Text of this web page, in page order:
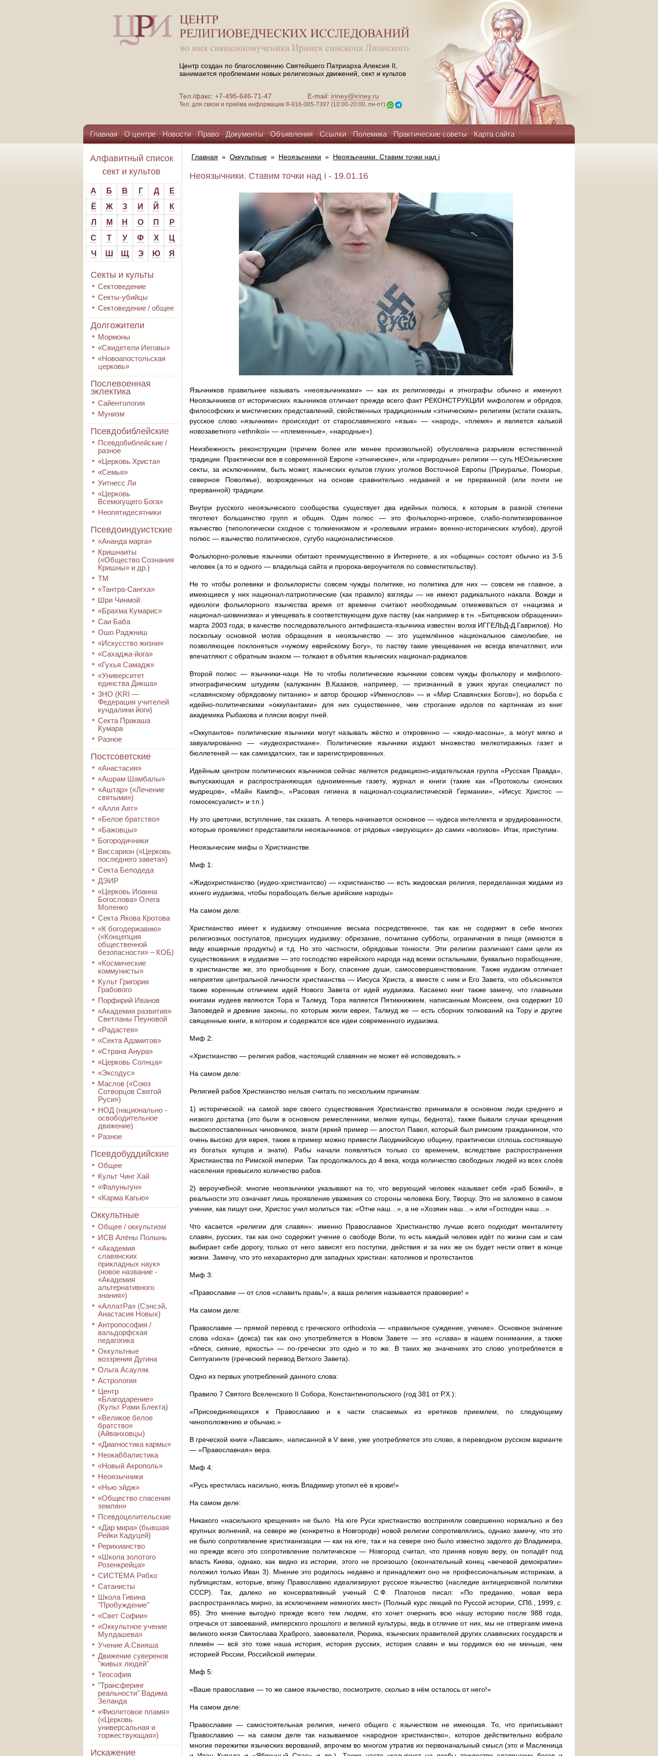
Центр создан по благословению Святейшего Патриарха Алексия II,
занимается проблемами новых религиозных движений, сект и культов
Тел./факс: +7-495-646-71-47 E-mail: iriney@iriney.ru
Тел. для связи и приёма информации 8-916-005-7397 (10:00-20:00, пн-пт)
Главная О центре Новости Право Документы Объявления Ссылки Полемика Практические советы Карта сайта
Помощь центру
Алфавитный список
сект и культов
А Б В Г Д
Е
Ё
Ж З И Й
К
Л
М Н О П
Р
С
Т У Ф Х
Ц
Ч
Ш Щ Э Ю Я
Секты и культы
Сектоведение
Секты-убийцы
Сектоведение / общее
Долгожители
Мормоны
«Свидетели Иеговы»
«Новоапостольская
церковь»
Послевоенная
эклектика
Сайентология
Мунизм
Псевдобиблейские
Псевдобиблейские /
разное
«Церковь Христа»
«Семья»
Уитнесс Ли
«Церковь
Всемогущего Бога»
Неопятидесятники
Псевдоиндуистские
«Ананда марга»
Кришнаиты
(«Общество Сознания
Кришны» и др.)
ТМ
«Тантра-Сангха»
Шри Чинмой
«Брахма Кумарис»
Саи Баба
Ошо Раджниш
«Искусство жизни»
«Сахаджа-йога»
«Гухья Самадж»
«Университет
единства Дикша»
3HO (KRI ―
Федерация учителей
кундалини йоги)
Секта Пракаша
Кумара
Разное
Постсоветские
«Анастасия»
«Ашрам Шамбалы»
«Аштар» («Лечение
святыми»)
«Алля Аят»
«Белое братство»
«Бажовцы»
Богородичники
Виссарион («Церковь
последнего завета»)
Секта Белодеда
ДЭИР
«Церковь Иоанна
Богослова» Олега
Моленко
Секта Якова Кротова
«К богодержавию»
(«Концепция
общественной
безопасности» – КОБ)
«Космические
коммунисты»
Культ Григория
Грабового
Порфирий Иванов
«Академия развития»
Светланы Пеуновой
«Радастея»
«Секта Адамитов»
«Страна Анура»
«Церковь Солнца»
«Эксодус»
Маслов («Союз
Сотворцов Святой
Руси»)
НОД (национально -
освободительное
движение)
Разное
Псевдобуддийские
Общее
Культ Чинг Хай
«Фалуньгун»
«Карма Кагью»
Оккультные
Общее / оккультизм
ИСВ Алёны Полынь
«Академия
славянских
прикладных наук»
(новое название -
«Академия
альтернативного
знания»)
«АллатРа» (Сэнсэй,
Анастасия Новых)
Антропософия /
вальдорфская
педагогика
Оккультные
воззрения Дугина
Ольга Асауляк
Астрология
Центр
«Благодарение»
(Культ Рами Блекта)
«Великое белое
братство»
(Айванховцы)
«Диагностика кармы»
Неокаббалистика
«Новый Акрополь»
Неоязычники
«Нью эйдж»
«Общество спасения
землян»
Псевдоцелительские
«Дар мира» (бывшая
Рейки Кадуцей)
Рерихианство
«Школа золотого
Розенкрейца»
СИСТЕМА Рябко
Сатанисты
Школа Гивина
"Пробуждение"
«Свет Софии»
«Оккультное учение
Мулдашева»
Учение А.Свияша
Движение суверенов
"живых людей"
Теософия
"Трансферинг
реальности" Вадима
Зеланда
«Фиолетовое пламя»
(«Церковь
универсальная и
торжествующая»)
Искажение
Главная » Оккультные » Неоязычники » Неоязычники. Ставим точки над i
Неоязычники. Ставим точки над i - 19.01.16
Язычников правильнее называть «неоязычниками» — как их религиоведы и этнографы обычно и именуют.
Неоязычников от исторических язычников отличает прежде всего факт РЕКОНСТРУКЦИИ мифологем и обрядов,
философских и мистических представлений, свойственных традиционным «этническим» религиям (кстати сказать,
русское слово «язычники» происходит от старославянского «язык» — «народ», «племя» и является калькой
новозаветного «ethnikoi» — «племенные», «народные»).
Неизбежность реконструкции (причем более или менее произвольной) обусловлена разрывом естественной
традиции. Практически все в современной Европе «этнические», или «природные» религии — суть НЕОязыческие
секты, за исключением, быть может, языческих культов глухих уголков Восточной Европы (Приуралье, Поморье,
северное Поволжье), возрожденных на основе сравнительно недавней и не прерванной (или почти не
прерванной) традиции.
Внутри русского неоязыческого сообщества существует два идейных полюса, к которым в разной степени
тяготеют большинство групп и общин. Один полюс — это фольклорно-игровое, слабо-политизированное
язычество (типологически сходное с толкиенизмом и «ролевыми играми» военно-исторических клубов), другой
полюс — язычество политическое, сугубо националистическое.
Фольклорно-ролевые язычники обитают преимущественно в Интернете, а их «общины» состоят обычно из 3-5
человек (а то и одного — владельца сайта и пророка-вероучителя по совместительству).
Не то чтобы ролевики и фольклористы совсем чужды политике, но политика для них — совсем не главное, а
имеющиеся у них национал-патриотические (как правило) взгляды — не имеют радикального накала. Вожди и
идеологи фольклорного язычества время от времени считают необходимым отмежеваться от «нацизма и
национал-шовинизма» и увещевать в соответствующем духе паству (как например в т.н. «Битцевском обращении»
марта 2003 года; в качестве последовательного антифашиста-язычника известен волхв ИГГЕЛЬД-Д.Гаврилов). Но
поскольку основной мотив обращения в неоязычество — это ущемлённое национальное самолюбие, не
позволяющее поклоняться «чужому еврейскому Богу», то паству такие увещевания не всегда впечатляют, или
впечатляют с обратным знаком — толкают в объятия языческих национал-радикалов.
Второй полюс — язычники-наци. Не то чтобы политические язычники совсем чужды фольклору и мифолого-
этнографическим штудиям (калужанин В.Казаков, например, — признанный в узких кругах специалист по
«славянскому обрядовому питанию» и автор брошюр «Именослов» — и «Мир Славянских Богов»), но борьба с
идейно-политическими «оккупантами» для них существеннее, чем строгание идолов по картинкам из книг
академика Рыбакова и пляски вокруг пней.
«Оккупантов» политические язычники могут называть жёстко и откровенно — «жидо-масоны», а могут мягко и
завуалированно — «иудеохристиане». Политические язычники издают множество мелкотиражных газет и
бюллетеней — как самиздатских, так и зарегистрированных.
Идейным центром политических язычников сейчас является редакционо-издательская группа «Русская Правда»,
выпускающая и распространяющая одноименные газету, журнал и книги (такие как «Протоколы сионских
мудрецов», «Майн Кампф», «Расовая гигиена в национал-социалистической Германии», «Иисус Христос —
гомосексуалист» и т.п.)
Ну это цветочки, вступление, так сказать. А теперь начинается основное — чудеса интеллекта и эрудированности,
которые проявляют представители неоязычников: от рядовых «верующих» до самих «волхвов». Итак, приступим.
Неоязыческие мифы о Христианстве.
Миф 1:
«Жидохристианство (иудео-христиантсво) — «христианство — есть жидовская религия, переделанная жидами из
ихнего иудаизма, чтобы порабощать белые арийские народы»
На самом деле:
Христианство имеет к иудаизму отношение весьма посредственное, так как не содержит в себе многих
религиозных постулатов, присущих иудаизму: обрезание, почитание субботы, ограничения в пище (имеются в
виду кошерные продукты) и т.д. Но это частности, обрядовые тонкости. Эти религии различают сами цели их
существования: в иудаизме — это господство еврейского народа над всеми остальными, буквально порабощение,
в христианстве же, это приобщение к Богу, спасение души, самосовершенствование. Также иудаизм отличает
неприятие центральной личности христианства — Иисуса Христа, а вместе с ним и Его Завета, что объясняется
также коренным отличием идей Нового Завета от идей иудаизма. Касаемо книг также замечу, что главными
книгами иудеев являются Тора и Талмуд. Тора является Пятикнижием, написанным Моисеем, она содержит 10
Заповедей и древние законы, по которым жили евреи, Талмуд же — есть сборник толкований на Тору и другие
священные книги, в котором и содержатся все идеи современного иудаизма.
Миф 2:
«Христианство — религия рабов, настоящий славянин не может её исповедовать.»
На самом деле:
Религией рабов Христианство нельзя считать по нескольким причинам:
1) исторической: на самой заре своего существования Христианство принимали в основном люди среднего и
низкого достатка (это были в основном ремесленники, мелкие купцы, беднота), также бывали случаи крещения
высокопоставленных чиновников, знати (яркий пример — апостол Павел, который был римским гражданином, что
очень высоко для еврея, также в пример можно привести Лаодикийскую общину, практически сплошь состоявшую
из богатых купцов и знати). Рабы начали появляться только со временем, вследствие распространения
Христианства по Римской империи. Так продолжалось до 4 века, когда количество свободных людей из всех слоёв
населения превысило количество рабов.
2) вероучебной: многие неоязычники указывают на то, что верующий человек называет себя «раб Божий», в
реальности это означает лишь проявление уважения со стороны человека Богу, Творцу. Это не заложено в самом
учении, как пишут они, Христос учил молиться так: «Отче наш…», а не «Хозяин наш…» или «Господин наш…».
Что касается «религии для славян»: именно Православное Христианство лучше всего подходит менталитету
славян, русских, так как оно содержит учение о свободе Воли, то есть каждый человек идёт по жизни сам и сам
выбирает себе дорогу, только от него зависят его поступки, действия и за них же он будет нести ответ в конце
жизни. Замечу, что это нехарактерно для западных христиан: католиков и протестантов.
Миф 3:
«Православие — от слов «славить правь!», а ваша религия называется правоверие! «
На самом деле:
Православие — прямой перевод с греческого orthodoxia — «правильное суждение, учение». Основное значение
слова «doxa» (докса) так как оно употребляется в Новом Завете — это «слава» в нашем понимании, а также
«блеск, сияние, яркость» — по-гречески это одно и то же. В таких же значениях это слово употребляется в
Септуагинте (греческий перевод Ветхого Завета).
Одно из первых употреблений данного слова:
Правило 7 Святого Вселенского II Собора, Константинопольского (год 381 от Р.Х.):
«Присоединяющихся к Православию и к части спасаемых из еретиков приемлем, по следующему
чиноположению и обычаю.»
В греческой книге «Лавсаик», написанной в V веке, уже употребляется это слово, в переводном русском варианте
— «Православная» вера.
Миф 4:
«Русь крестилась насильно, князь Владимир утопил её в крови!»
На самом деле:
Никакого «насильного крещения» не было. На юге Руси христианство восприняли совершенно нормально и без
крупных волнений, на севере же (конкретно в Новгороде) новой религии сопротивлялись, однако замечу, что это
не было сопротивление христианизации — как на юге, так и на севере оно было известно задолго до Владимира,
но прежде всего это сопротивление политическое — Новгород считал, что приняв новую веру, он попадёт под
власть Киева, однако, как видно из истории, этого не произошло (окончательный конец «вечевой демократии»
положил только Иван 3). Мнение это родилось недавно и принадлежит оно не профессиональным историкам, а
публицистам, которые, впику Православию идеализируют русское язычество (наследие антицерковной политики
СССР). Так, далеко не консервативный ученый С.Ф. Платонов писал: «По преданию, новая вера
распространялась мирно, за исключением немногих мест» (Полный курс лекций по Руссой истории, СПб., 1999, с.
85). Это мнение выгодно прежде всего тем людям, кто хочет очернить всю нашу историю после 988 года,
отречься от завоеваний, имперского прошлого и великой культуры, ведь в отличие от них, мы не отвергаем имена
великого князя Святослава Храброго, завоевателя, Рюрика, языческих правителей других славянских государств и
племён — всё это тоже наша история, история русских, история славян и мы гордимся ею не меньше, чем
историей России, Российской империи.
Миф 5:
«Ваше православие — то же самое язычество, посмотрите, сколько в нём осталось от него!»
На самом деле:
Православие — самостоятельная религия, ничего общего с язычеством не имеющая. То, что приписывают
Православию — на самом деле так называемое «народное христианство», которое действительно вобрало
многие пережитки языческих верований, впрочем во многом утратив их первоначальный смысл (это и Масленица